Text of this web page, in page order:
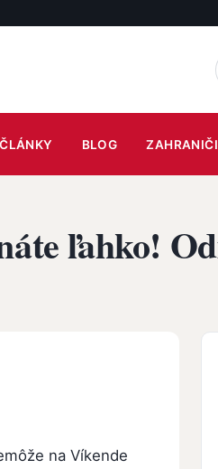
ČLÁNKY BLOG
ľahko!
na Víkende